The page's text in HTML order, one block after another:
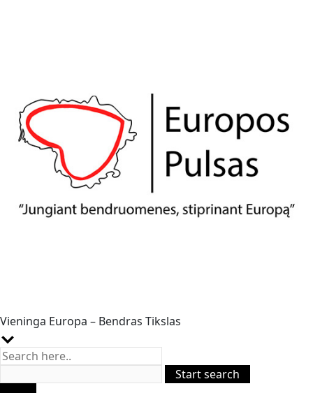
Vieninga Europa – Bendras Tikslas